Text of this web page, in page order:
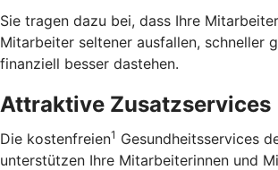
Sie tragen dazu bei, dass Ihre
Mitarbeiter seltener ausfallen, schneller
finanziell besser dastehen.
Attraktive Zusatzservices
Die kostenfreien1 Gesundheitsservices
unterstützen Ihre Mitarbeiterinnen und